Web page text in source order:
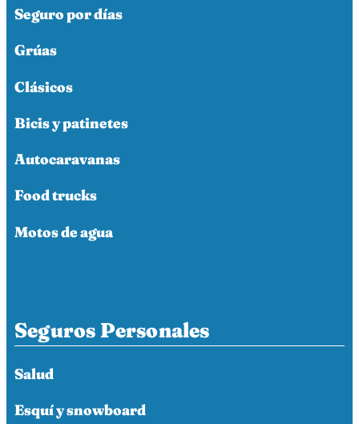
Seguro por días
Grúas
Clásicos
Bicis y patinetes
Autocaravanas
Food trucks
Motos de agua
Seguros Personales
Salud
Esquí y snowboard